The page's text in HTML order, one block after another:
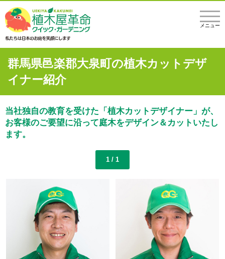
メニュー
群馬県邑楽郡大泉町の植木カットデザ
イナー紹介
当社独自の教育を受けた「植木カットデザイナー」が、
お客様のご要望に沿って庭木をデザイン＆カットいたし
ます。
1 / 1